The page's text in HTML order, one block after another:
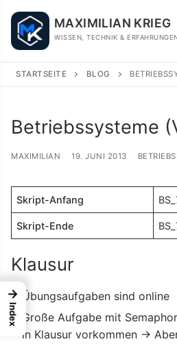
content
MAXIMILIAN KRIEG
WISSEN, TECHNIK &
STARTSEITE BLOG
Betriebssysteme
MAXIMILIAN 19. JUNI 2013
Skript-Anfang
Skript-Ende
Klausur
Übungsaufgaben sind online
Große Aufgabe mit
in Klausur vorkommen →
→
Index